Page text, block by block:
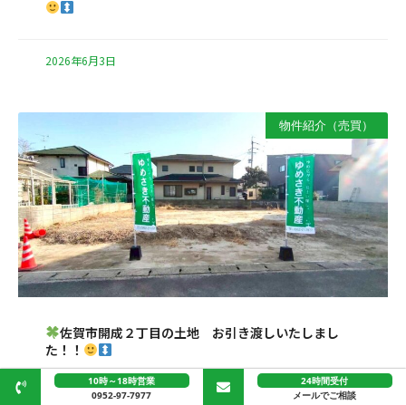
2026年6月3日
物件紹介（売買）
佐賀市開成２丁目の土地 お引き渡しいたしまし
た！！
10時～18時営業
0952-97-7977
24時間受付
メールでご相談